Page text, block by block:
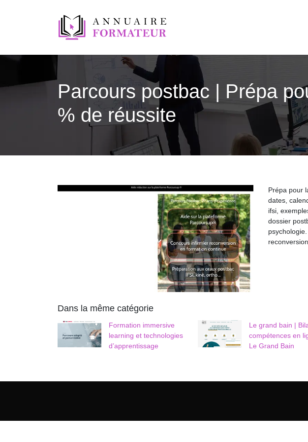
Parcours postbac | Prépa
% de réussite
Prépa pour
dates,
ifsi,
dossier
reconversion
Dans la même catégorie
Formation immersive
learning et technologies
d’apprentissage
Le grand bain |
compétences en
Le Grand Bain